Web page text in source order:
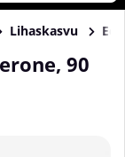
Lihaskasvu
90
90 caps